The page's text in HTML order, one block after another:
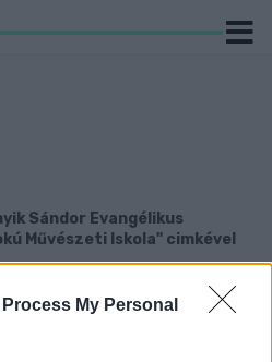
My Personal
Sándor Evangélikus
Művészeti Iskola" cimkével
RENDEZETT KIÁLLÍTÁST
ELNÖKSÉGI